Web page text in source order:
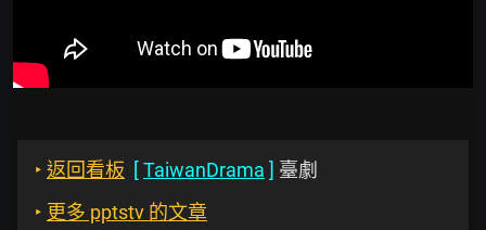
‣ 返回看板 [TaiwanDrama ] 臺劇
‣ 更多 pptstv 的文章